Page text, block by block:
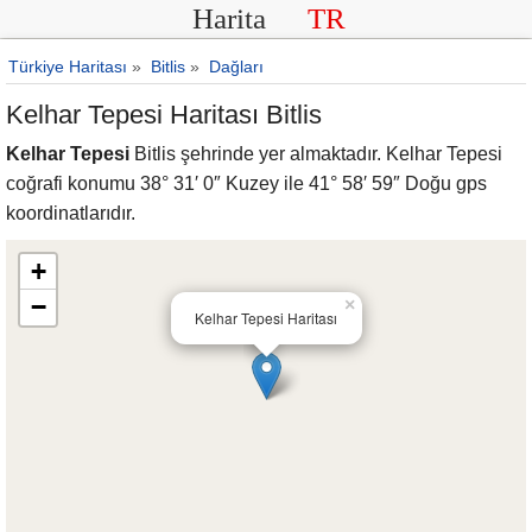
Harita TR
Türkiye Haritası » Bitlis » Dağları
Kelhar Tepesi Haritası Bitlis
Kelhar Tepesi Bitlis şehrinde yer almaktadır. Kelhar Tepesi
coğrafi konumu 38° 31′ 0″ Kuzey ile 41° 58′ 59″ Doğu gps
koordinatlarıdır.
Kelhar Tepesi Haritası
×
+
−